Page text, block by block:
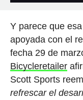
Y parece que
apoyada con el
fecha 29 de
Bicycleretailer
Scott Sports
refrescar el